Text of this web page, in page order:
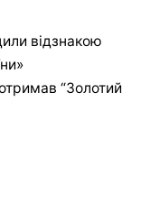
відзнакою
“Золотий